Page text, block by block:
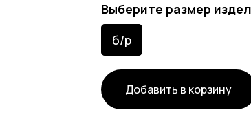
Выберите размер
б/р
Добавить в корзину